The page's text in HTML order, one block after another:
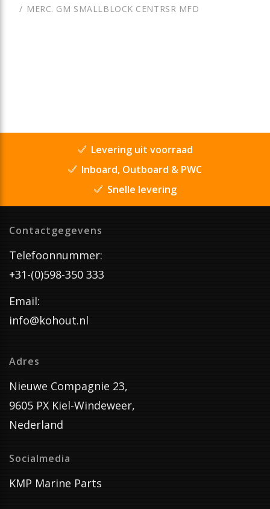
MERC. GM SMALLBLOCK CENTRSR MFD
Levering uit voorraad
Inboard, Outboard & PWC
Snelle levering
Contactgegevens
Telefoonnummer:
+31-(0)598-350 333
Email:
info@kohout.nl
Adres
Nieuwe Compagnie 23,
9605 PX Kiel-Windeweer,
Nederland
Socialmedia
KMP Marine Parts